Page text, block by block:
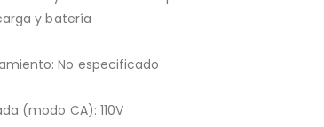
y batería
No especificado
(modo CA): 110V